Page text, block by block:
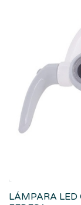
LÁMPARA LED